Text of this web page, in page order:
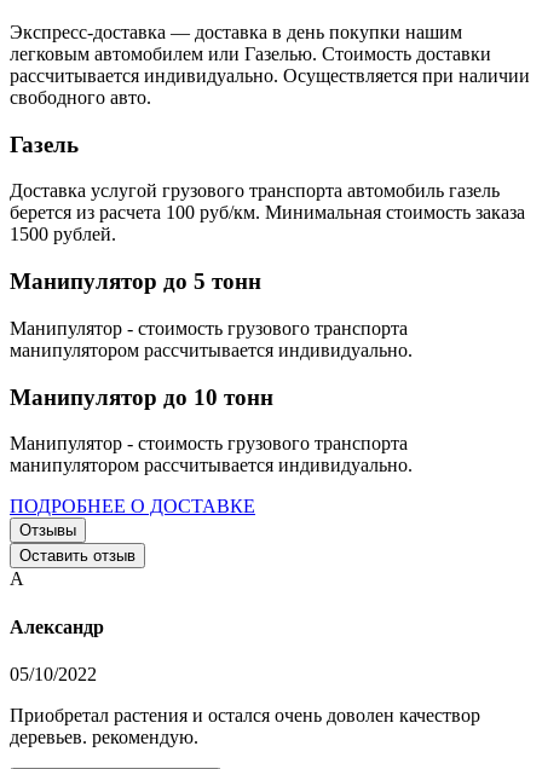
Экспресс-доставка — доставка в день покупки нашим
легковым автомобилем или Газелью. Стоимость доставки
рассчитывается индивидуально. Осуществляется при наличии
свободного авто.
Газель
Доставка услугой грузового транспорта автомобиль газель
берется из расчета 100 руб/км. Минимальная стоимость заказа
1500 рублей.
Манипулятор до 5 тонн
Манипулятор - стоимость грузового транспорта
манипулятором рассчитывается индивидуально.
Манипулятор до 10 тонн
Манипулятор - стоимость грузового транспорта
манипулятором рассчитывается индивидуально.
ПОДРОБНЕЕ О ДОСТАВКЕ
Отзывы
Оставить отзыв
А
Александр
05/10/2022
Приобретал растения и остался очень доволен качествор
деревьев. рекомендую.